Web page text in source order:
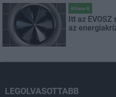
Klíma-X
Itt az
az
LEGOLVASOTTABB